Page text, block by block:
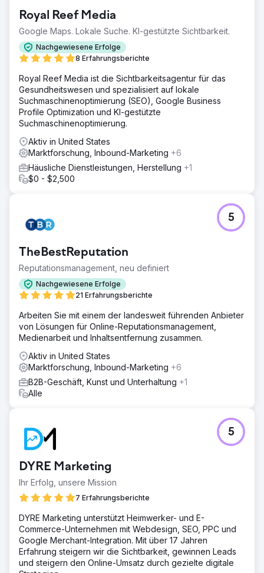
Lösung
Perfect Afternoon entwickelte eine neue Entropy Resin-
Website mit benutzerdefinierter Backend-
Programmierung auf WordPress und WooCommerce. Sie
integrierten sie in unser ERP und Salesforce CRM, führten
SEM, wodurch unsere Online-Präsenz effektiv verbessert
wurde.
Ergebnis
Seit dem Relaunch sind die Umsätze im bisherigen
CRM vereinfacht das Marketing für Endverbraucher und
erleichtert die Verknüpfung von Social-Media-
Kampagnen mit unserer Website für weitere
Informationen. Bildungsinhalte wurden ausgezeichnet und
Royal Reef Media
Google Maps. Lokale Suche. KI-gestützte Sichtbarkeit.
Nachgewiesene Erfolge
8 Erfahrungsberichte
Royal Reef Media ist die Sichtbarkeitsagentur für das
Gesundheitswesen und spezialisiert auf lokale
Suchmaschinenoptimierung (SEO), Google Business
Profile Optimization und KI-gestützte
Suchmaschinenoptimierung.
Aktiv in United States
Marktforschung, Inbound-Marketing +6
Häusliche Dienstleistungen, Herstellung +1
$0 - $2,500
TheBestReputation
Reputationsmanagement, neu definiert
Nachgewiesene Erfolge
21 Erfahrungsberichte
5
Arbeiten Sie mit einem der landesweit führenden Anbieter
von Lösungen für Online-Reputationsmanagement,
Medienarbeit und Inhaltsentfernung zusammen.
Aktiv in United States
Marktforschung, Inbound-Marketing +6
B2B-Geschäft, Kunst und Unterhaltung +1
Alle
DYRE Marketing
Ihr Erfolg, unsere Mission
7 Erfahrungsberichte
5
DYRE Marketing unterstützt Heimwerker- und E-
Commerce-Unternehmen mit Webdesign, SEO, PPC und
Google Merchant-Integration. Mit über 17 Jahren
Erfahrung steigern wir die Sichtbarkeit, gewinnen Leads
und steigern den Online-Umsatz durch gezielte digitale